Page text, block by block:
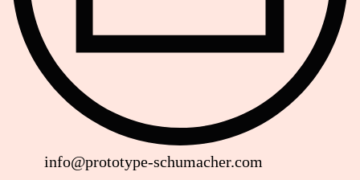
info@prototype-schumacher.com